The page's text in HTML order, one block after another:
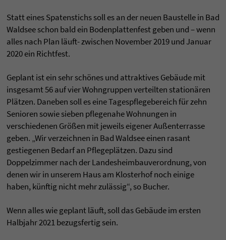
Statt eines Spatenstichs soll es an der neuen Baustelle in Bad
Waldsee schon bald ein Bodenplattenfest geben und – wenn
alles nach Plan läuft- zwischen November 2019 und Januar
2020 ein Richtfest.
Geplant ist ein sehr schönes und attraktives Gebäude mit
insgesamt 56 auf vier Wohngruppen verteilten stationären
Plätzen. Daneben soll es eine Tagespflegebereich für zehn
Senioren sowie sieben pflegenahe Wohnungen in
verschiedenen Größen mit jeweils eigener Außenterrasse
geben. „Wir verzeichnen in Bad Waldsee einen rasant
gestiegenen Bedarf an Pflegeplätzen. Dazu sind
Doppelzimmer nach der Landesheimbauverordnung, von
denen wir in unserem Haus am Klosterhof noch einige
haben, künftig nicht mehr zulässig“, so Bucher.
Wenn alles wie geplant läuft, soll das Gebäude im ersten
Halbjahr 2021 bezugsfertig sein.